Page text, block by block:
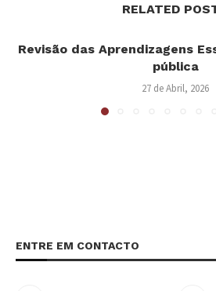
RELATED
Revisão das Aprendizagens
pública
27 de Abril, 2026
ENTRE EM CONTACTO